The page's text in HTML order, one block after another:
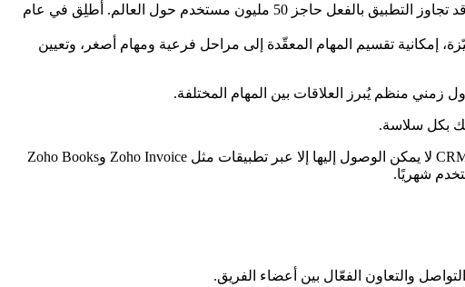
يُعَدّ Zoho Projects تطبيقًا إلكترونيًا مستقلًا من تطوير شركة Zoho Corporation، التي يقع مقرّها الرئيسي في مدينة تشيناي بالهند. وقد تجاوز التطبيق بالفعل حاجز 50 مليون مستخدم حول العالم. أُطلِق في عام
إمكانية تقسيم المهام المعقّدة إلى مراحل فرعية ومهام أصغر، وتعيين
بك بكل سلاسة.
غير أنّ العديد من الوظائف الأساسية لا تتوافر إلا من خلال منتجات Zoho الأخرى؛ فمثلًا، الفوترة وإعداد الفواتير والميزانيات ونظام CRM لا يمكن الوصول إليها إلا عبر تطبيقات مثل Zoho Invoice وZoho Books